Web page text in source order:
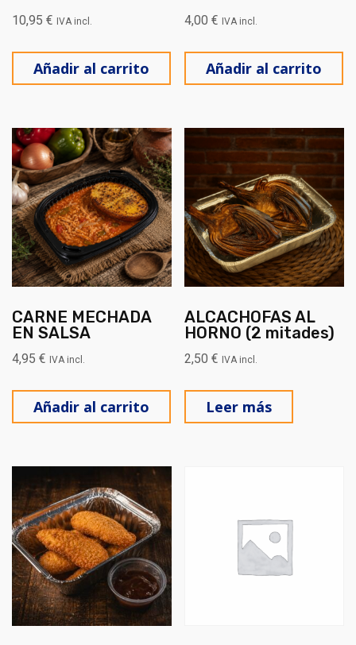
10,95 € IVA incl.
Añadir al carrito
4,00€ IVA incl.
Añadir al carrito
CARNE MECHADA
EN SALSA
4,95 € IVA incl.
Añadir al carrito
ALCACHOFAS AL
HORNO (2 mitades)
2,50€ IVA incl.
Leer más